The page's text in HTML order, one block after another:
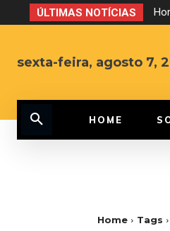
ÚLTIMAS NOTÍCIAS
sexta-feira, agosto 7,
HOME
Home Tags